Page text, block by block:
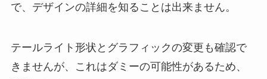
で、デザインの詳細を知ることは出来ません。
テールライト形状とグラフィックの変更も確認で
きませんが、これはダミーの可能性があるため、